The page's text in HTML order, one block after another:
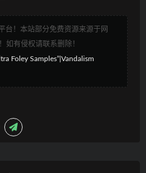
台！本站部分免费资源来源于网
如有侵权请联系删除！
Foley Samples”|Vandalism